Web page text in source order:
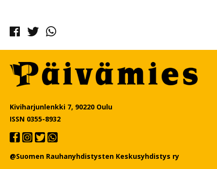
Facebook
TwitterWhatsapp
Kiviharjunlenkki 7, 90220 Oulu
ISSN 0355-8932
@Suomen Rauhanyhdistysten Keskusyhdistys ry